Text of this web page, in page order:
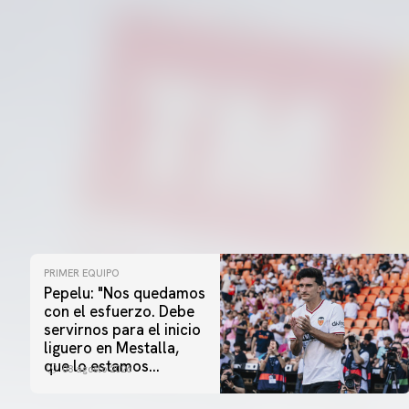
PRIMER EQUIPO
Pepelu: "Nos quedamos
con el esfuerzo. Debe
servirnos para el inicio
liguero en Mestalla,
que lo estamos
08 agosto 2026